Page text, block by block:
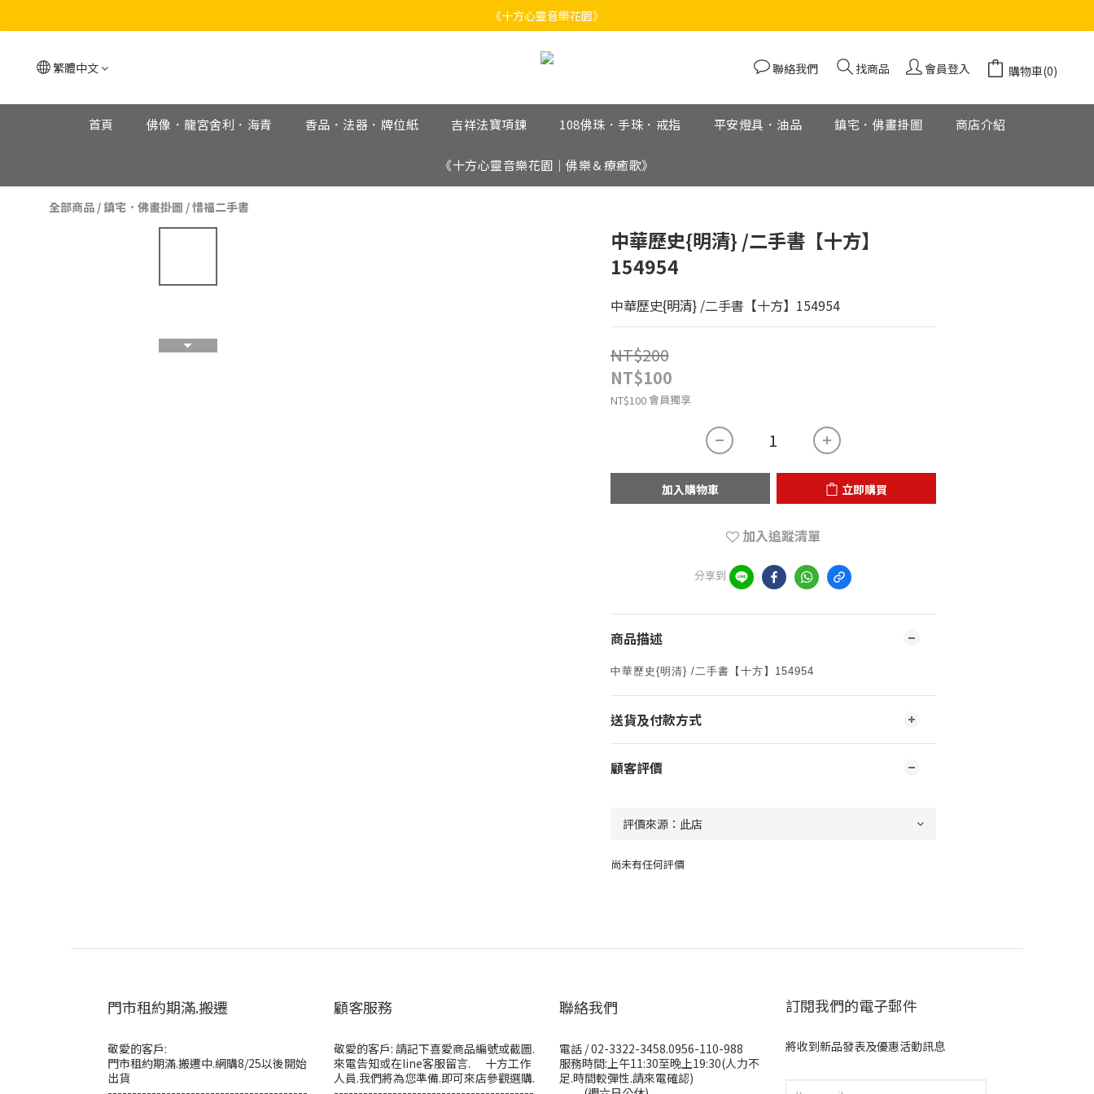
《十方心靈音樂花園》
《十方心靈音樂花園》
繁體中文 聯絡我們 找商品 會員登入 購物車(0)
首頁 佛像．龍宮舍利．海青 香品．法器．牌位紙 吉祥法寶項鍊 108佛珠．手珠．戒指 平安燈具．油品 鎮宅．佛畫掛圖 商店介紹
《十方心靈音樂花園｜佛樂＆療癒歌》
全部商品 /鎮宅．佛畫掛圖 /惜福二手書
中華歷史{明清} /二手書【十方】
154954
中華歷史{明清} /二手書【十方】154954
NT$200
NT$100
NT$100會員獨享
加入購物車 立即購買
加入追蹤清單
分享到
商品描述
中華歷史{明清} /二手書【十方】154954
送貨及付款方式
顧客評價
尚未有任何評價
門市租約期滿.搬遷
敬愛的客戶:
門市租約期滿.搬遷中.網購8/25以後開始
出貨
顧客服務
敬愛的客戶: 請記下喜愛商品編號或截圖.
來電告知或在line客服留言. 十方工作
人員.我們將為您準備.即可來店參觀選購.
聯絡我們
電話 / 02-3322-3458.0956-110-988
服務時間:上午11:30至晚上19:30(人力不
足.時間較彈性.請來電確認)
訂閱我們的電子郵件
將收到新品發表及優惠活動訊息